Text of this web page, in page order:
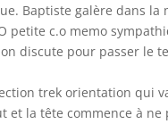
Baptiste galère dans la
petite c.o memo
discute pour passer le
trek orientation qui
et la tête commence à